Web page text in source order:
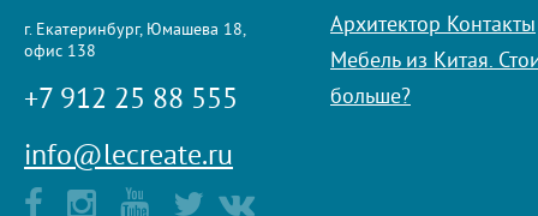
г. Екатеринбург, Юмашева 18,
офис 138
+7 912 25 88 555
info@lecreate.ru
Архитектор Контакты
Мебель из Китая.
больше?